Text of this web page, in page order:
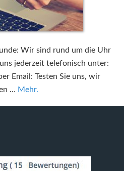
Wir sind rund um die Uhr
jederzeit telefonisch unter:
Email: Testen Sie uns, wir
… Mehr.